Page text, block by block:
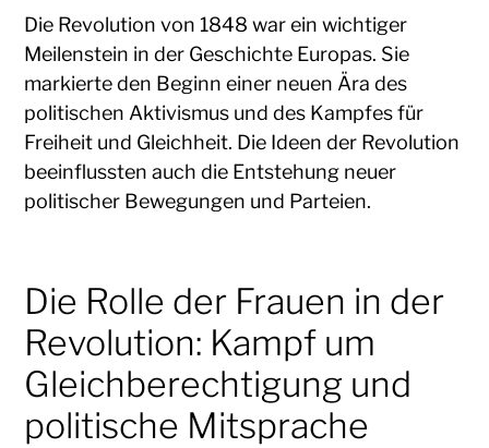
Die Revolution von 1848 war ein wichtiger
Meilenstein in der Geschichte Europas. Sie
markierte den Beginn einer neuen Ära des
politischen Aktivismus und des Kampfes für
Freiheit und Gleichheit. Die Ideen der Revolution
beeinflussten auch die Entstehung neuer
politischer Bewegungen und Parteien.
Die Rolle der Frauen in der
Revolution: Kampf um
Gleichberechtigung und
politische Mitsprache